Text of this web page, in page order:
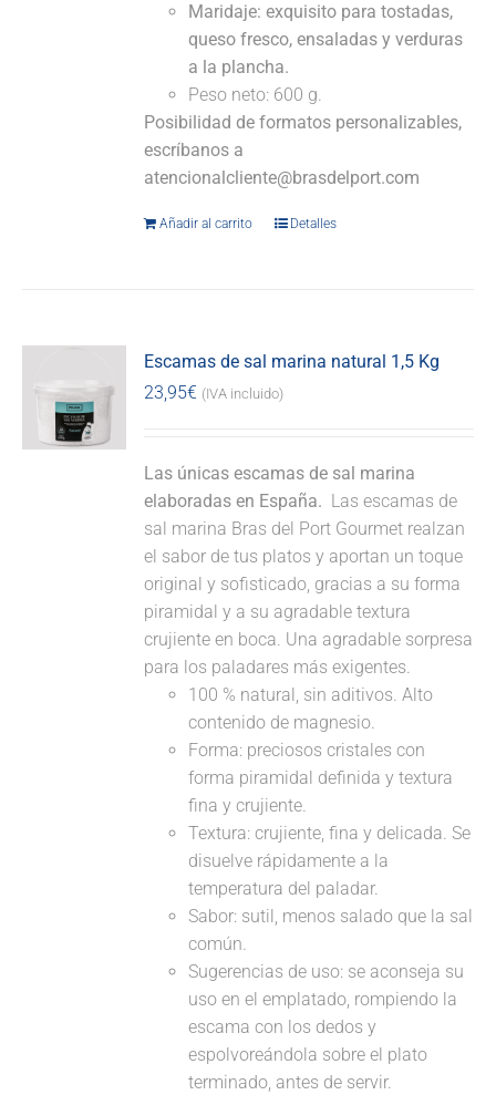
Maridaje: exquisito para tostadas,
queso fresco, ensaladas y verduras
a la plancha.
Peso neto: 600 g.
Posibilidad de formatos personalizables,
escríbanos a
atencionalcliente@brasdelport.com
Añadir al carrito Detalles
Escamas de sal marina natural 1,5 Kg
23,95€ (IVA incluido)
Las únicas escamas de sal marina
elaboradas en España. Las escamas de
sal marina Bras del Port Gourmet realzan
el sabor de tus platos y aportan un toque
original y sofisticado, gracias a su forma
piramidal y a su agradable textura
crujiente en boca. Una agradable sorpresa
para los paladares más exigentes.
100 % natural, sin aditivos. Alto
contenido de magnesio.
Forma: preciosos cristales con
forma piramidal definida y textura
fina y crujiente.
Textura: crujiente, fina y delicada. Se
disuelve rápidamente a la
temperatura del paladar.
Sabor: sutil, menos salado que la sal
común.
Sugerencias de uso: se aconseja su
uso en el emplatado, rompiendo la
escama con los dedos y
espolvoreándola sobre el plato
terminado, antes de servir.